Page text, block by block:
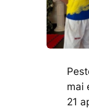
mai
21